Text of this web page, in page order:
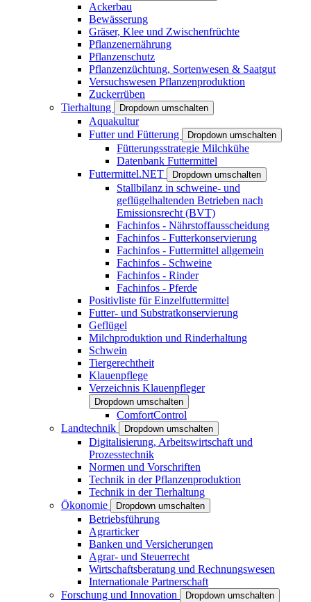
Ackerbau
Bewässerung
Gräser, Klee und Zwischenfrüchte
Pflanzenernährung
Pflanzenschutz
Pflanzenzüchtung, Sortenwesen & Saatgut
Versuchswesen Pflanzenproduktion
Zuckerrüben
Tierhaltung
Dropdown umschalten
Aquakultur
Futter und Fütterung
Dropdown umschalten
Fütterungsstrategie Milchkühe
Datenbank Futtermittel
Futtermittel.NET
Dropdown umschalten
Stallbilanz in schweine- und
geflügelhaltenden Betrieben nach
Emissionsrecht (BVT)
Fachinfos - Nährstoffausscheidung
Fachinfos - Futterkonservierung
Fachinfos - Futtermittel allgemein
Fachinfos - Schweine
Fachinfos - Rinder
Fachinfos - Pferde
Positivliste für Einzelfuttermittel
Futter- und Substratkonservierung
Geflügel
Milchproduktion und Rinderhaltung
Schwein
Tiergerechtheit
Klauenpflege
Verzeichnis Klauenpfleger
Dropdown umschalten
ComfortControl
Landtechnik
Dropdown umschalten
Digitalisierung, Arbeitswirtschaft und
Prozesstechnik
Normen und Vorschriften
Technik in der Pflanzenproduktion
Technik in der Tierhaltung
Ökonomie
Dropdown umschalten
Betriebsführung
Agrarticker
Banken und Versicherungen
Agrar- und Steuerrecht
Wirtschaftsberatung und Rechnungswesen
Internationale Partnerschaft
Forschung und Innovation
Dropdown umschalten